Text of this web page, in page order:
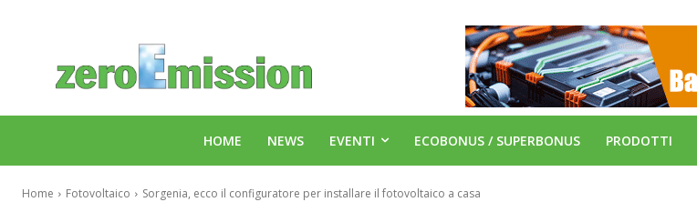
HOME NEWS EVENTI ECOBONUS / SUPERBONUS PRODOTTI
Home Fotovoltaico Sorgenia, ecco il configuratore per installare il fotovoltaico a casa